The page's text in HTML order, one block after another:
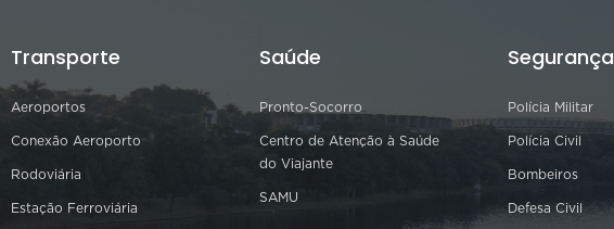
Transporte
Aeroportos
Conexão Aeroporto
Rodoviária
Estação Ferroviária
Saúde
Pronto-Socorro
Centro de Atenção à Saúde
do Viajante
SAMU
Segurança
Polícia Militar
Polícia Civil
Bombeiros
Defesa Civil